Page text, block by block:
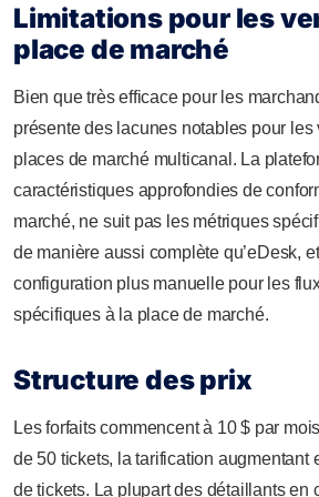
Limitations pour les
place de marché
Bien que très efficace pour les
présente des lacunes notables pour les
places de marché multicanal. La
caractéristiques approfondies de
marché, ne suit pas les métriques
de manière aussi complète qu’eDesk,
configuration plus manuelle pour les
spécifiques à la place de marché.
Structure des prix
Les forfaits commencent à 10 $ par
de 50 tickets, la tarification augmentant
de tickets. La plupart des détaillants en